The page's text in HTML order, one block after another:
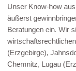
Unser Know-how
äußerst
Beratungen ein. Wir
(Erzgebirge),
Chemnitz, Lugau